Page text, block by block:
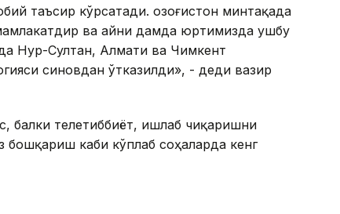
таъсир кўрсатади. Қозоғистон минтақада
ва айни дамда юртимизда ушбу
Нур-Султан, Алмати ва Чимкент
синовдан ўтказилди», - деди вазир
балки телетиббиёт, ишлаб чиқаришни
каби кўплаб соҳаларда кенг